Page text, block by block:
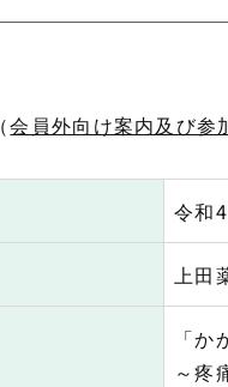
（会員外向け案内及び参
令和
上田
「
～疼